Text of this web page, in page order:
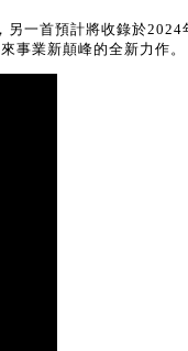
一首預計將收錄於2024
事業新顛峰的全新力作。